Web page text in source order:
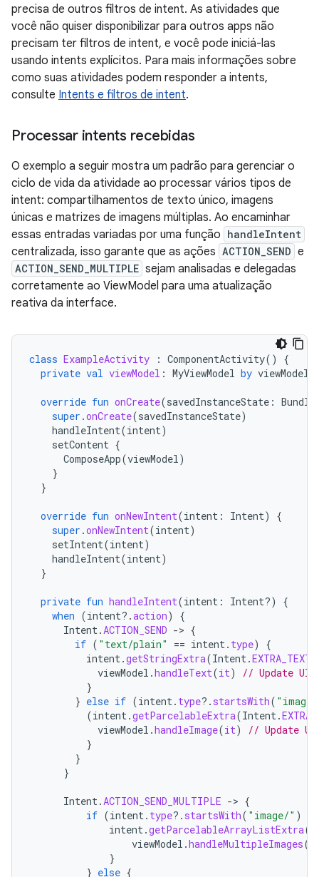
precisa de outros filtros de intent. As atividades que
você não quiser disponibilizar para outros apps não
precisam ter filtros de intent, e você pode iniciá-las
usando intents explícitos. Para mais informações sobre
como suas atividades podem responder a intents,
consulte Intents e filtros de intent.
Processar intents recebidas
O exemplo a seguir mostra um padrão para gerenciar o
ciclo de vida da atividade ao processar vários tipos de
intent: compartilhamentos de texto único, imagens
únicas e matrizes de imagens múltiplas. Ao encaminhar
essas entradas variadas por uma função handleIntent
centralizada, isso garante que as ações ACTION_SEND e
ACTION_SEND_MULTIPLE sejam analisadas e delegadas
corretamente ao ViewModel para uma atualização
reativa da interface.
class ExampleActivity : ComponentActivity()
{
private val viewModel : MyViewModel by viewModels
override fun onCreate(savedInstanceState :
super .onCreate(savedInstanceState)
handleIntent(intent)
setContent {
ComposeApp(viewModel)
}
}
override fun onNewIntent(intent : Intent)
{
super .onNewIntent(intent)
setIntent(intent)
handleIntent(intent)
}
private fun handleIntent(intent : Intent?)
{
when (intent?.action)
{
Intent.ACTION_SEND -> {
if ( "text/plain" == intent. type)
{
intent.getStringExtra(Intent.EXTRA_TEXT
viewModel .handleText(it)
// Update UI
}
} else if (intent. type?. startsWith(
(intent.getParcelableExtra(Intent.
viewModel .handleImage(it)
// Update
}
}
}
Intent.ACTION_SEND_MULTIPLE -> {
if (intent. type?. startsWith( "image/" )
intent.getParcelableArrayListExtra(
viewModel .handleMultipleImages(
}
} else {